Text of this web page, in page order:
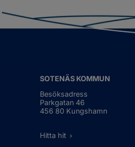
SOTENÄS KOMMUN
Besöksadress
Parkgatan 46
456 80 Kungshamn
Hitta hit